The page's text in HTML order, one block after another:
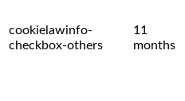
cookielawinfo-
checkbox-others
11
months